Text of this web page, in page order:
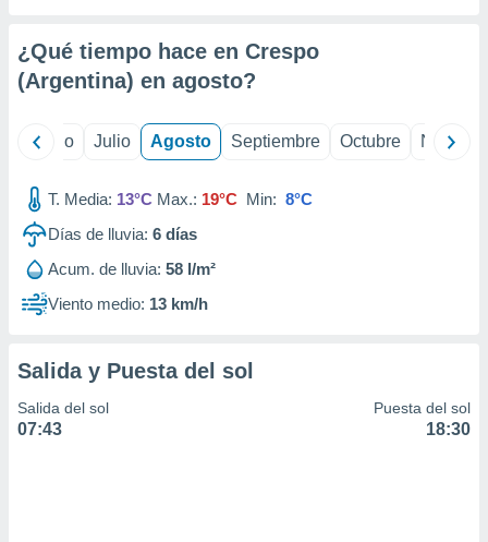
e
mediante
publicidad
publicidad
de
1199
¿Qué tiempo hace en Crespo
(Argentina) en agosto?
Junio Julio Agosto Septiembre Octubre
T. Media: 13°C Max.: 19°C Min: 8°C
Días de lluvia: 6 días
Acum. de lluvia: 58 l/m²
Viento medio: 13 km/h
Salida y Puesta del sol
Salida del sol
07:43
Puesta del sol
18:30